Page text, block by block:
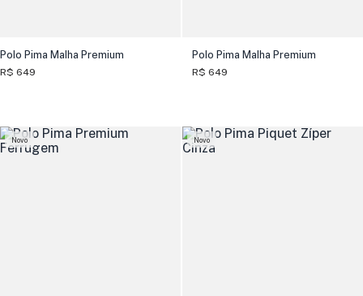
Polo Pima Malha Premium
R$ 649
Polo Pima Malha Premium
R$ 649
Novo Novo